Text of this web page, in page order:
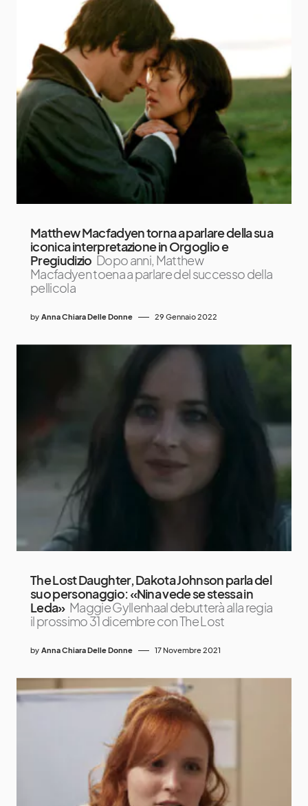
Matthew Macfadyen torna a parlare della sua
iconica interpretazione in Orgoglio e
Pregiudizio Dopo anni, Matthew
Macfadyen toena a parlare del successo della
pellicola
by Anna Chiara Delle Donne 29 Gennaio 2022
The Lost Daughter, Dakota Johnson parla del
suo personaggio: «Nina vede se stessa in
Leda» Maggie Gyllenhaal debutterà alla regia
il prossimo 31 dicembre con The Lost
by Anna Chiara Delle Donne 17 Novembre 2021